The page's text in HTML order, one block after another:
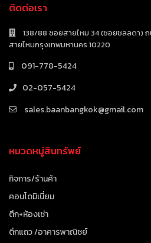
ติดต่อเรา
138/88 ซอยสายไหม 34 (ซอยชลลดา)
สายไหมกรุงเทพมหานคร 10220
091-778-5424
02-057-5424
sales.baanbangkok@gmail.com
หมวดหมู่สินทรัพย์
กิจการ/ร้านค้า
คอนโดมิเนี่ยม
ตึก+ห้องเช่า
ตึกแถว /อาคารพาณิชย์